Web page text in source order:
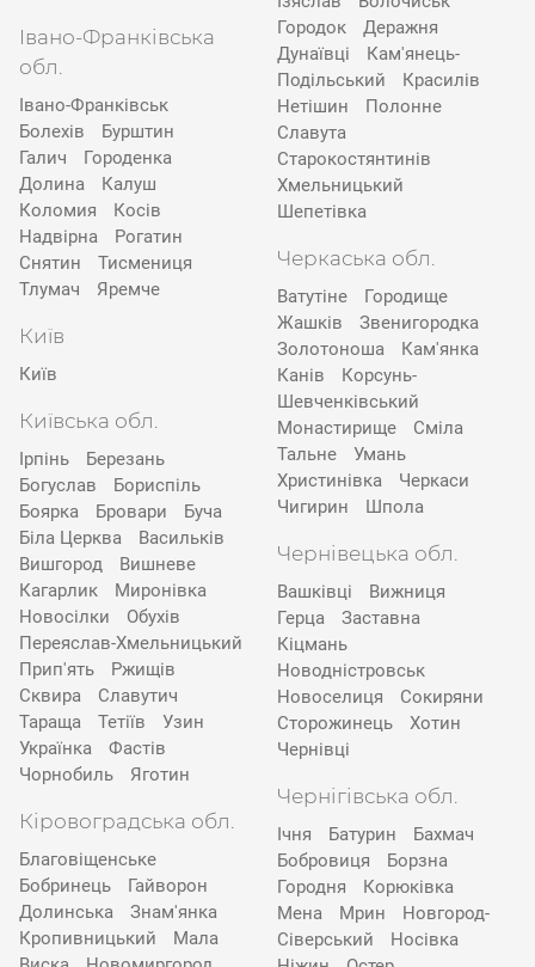
Івано-Франківська
обл.
Івано-Франківськ
Болехів
Бурштин
Галич
Городенка
Долина
Калуш
Коломия
Косів
Надвірна
Рогатин
Снятин
Тисмениця
Тлумач
Яремче
Київ
Київ
Київська обл.
Ірпінь
Березань
Богуслав
Бориспіль
Боярка
Бровари
Буча
Біла Церква
Васильків
Вишгород
Вишневе
Кагарлик
Миронівка
Новосілки
Обухів
Переяслав-Хмельницький
Прип'ять
Ржищів
Сквира
Славутич
Тараща
Тетіїв
Узин
Українка
Фастів
Чорнобиль
Яготин
Кіровоградська обл.
Благовіщенське
Бобринець
Гайворон
Долинська
Знам'янка
Кропивницький
Мала
Городок
Деражня
Дунаївці
Кам'янець-
Подільський
Красилів
Нетішин
Полонне
Славута
Старокостянтинів
Хмельницький
Шепетівка
Черкаська обл.
Ватутіне
Городище
Жашків
Звенигородка
Золотоноша
Кам'янка
Канів
Корсунь-
Шевченківський
Монастирище
Сміла
Тальне
Умань
Христинівка
Черкаси
Чигирин
Шпола
Чернівецька обл.
Вашківці
Вижниця
Герца
Заставна
Кіцмань
Новодністровськ
Новоселиця
Сокиряни
Сторожинець
Хотин
Чернівці
Чернігівська обл.
Ічня Батурин
Бахмач
Бобровиця
Борзна
Городня
Корюківка
Мена
Мрин
Новгород-
Сіверський
Носівка